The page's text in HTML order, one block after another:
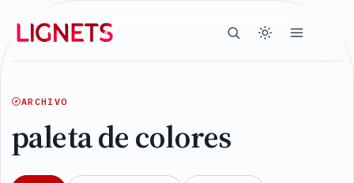
ARCHIVO
paleta de colores